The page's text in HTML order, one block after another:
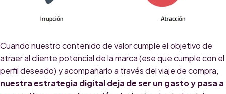
Cuando nuestro contenido de valor cumple el objetivo de
atraer al cliente potencial de la marca (ese que cumple con el
perfil deseado) y acompañarlo a través del viaje de compra,
nuestra estrategia digital deja de ser un gasto y pasa a